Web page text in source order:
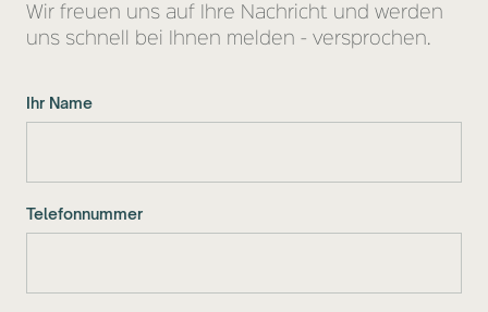
Wir freuen uns auf Ihre Nachricht und werden
uns schnell bei Ihnen melden - versprochen.
Ihr Name
Telefonnummer